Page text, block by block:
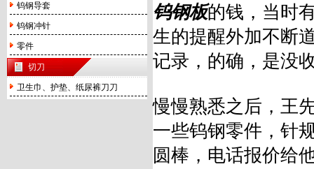
钨钢导套
钨钢冲针
零件
切刀
卫生巾、护垫、纸尿裤刀刀
钨钢板的钱，当时
生的提醒外加不断
记录，的确，是没
慢慢熟悉之后，王
一些钨钢零件，针
圆棒，电话报价给